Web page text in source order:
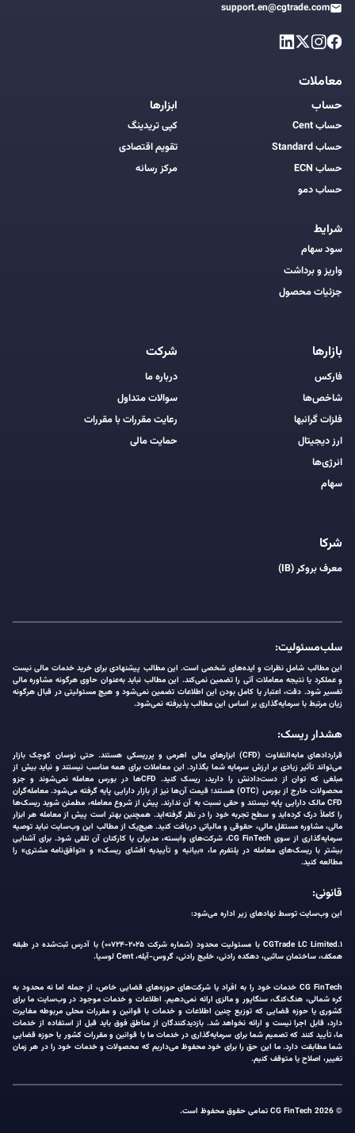
support.en@cgtrade.com
معاملات
حساب
حساب Cent
حساب Standard
حساب ECN
حساب دمو
شرایط
سود سهام
واریز و برداشت
جزئیات محصول
ابزارها
کپی تریدینگ
تقویم اقتصادی
مرکز رسانه
بازارها
فارکس
شاخص‌ها
فلزات گرانبها
ارز دیجیتال
انرژی‌ها
سهام
شرکت
درباره ما
سوالات متداول
رعایت مقررات با مقررات
حمایت مالی
شرکا
معرف بروکر (IB)
سلب‌مسئولیت:
این مطالب شامل نظرات و ایده‌های شخصی است. این مطالب پیشنهادی برای خرید خدمات مالی نیست
و عملکرد یا نتیجه معاملات آتی را تضمین نمی‌کند. این مطالب نباید به‌عنوان حاوی هرگونه مشاوره مالی
تفسیر شود. دقت، اعتبار یا کامل بودن این اطلاعات تضمین نمی‌شود و هیچ مسئولیتی در قبال هرگونه
زیان مرتبط با سرمایه‌گذاری بر اساس این مطالب پذیرفته نمی‌شود.
هشدار ریسک:
قراردادهای مابه‌التفاوت (CFD) ابزارهای مالی اهرمی و پرریسکی هستند. حتی نوسان کوچک بازار
می‌تواند تأثیر زیادی بر ارزش سرمایه شما بگذارد. این معاملات برای همه مناسب نیستند و نباید بیش از
مبلغی که توان از دست‌دادنش را دارید، ریسک کنید. CFDها در بورس معامله نمی‌شوند و جزو
محصولات خارج از بورس (OTC) هستند؛ قیمت آن‌ها نیز از بازار دارایی پایه گرفته می‌شود. معامله‌گران
CFD مالک دارایی پایه نیستند و حقی نسبت به آن ندارند. پیش از شروع معامله، مطمئن شوید ریسک‌ها
را کاملاً درک کرده‌اید و سطح تجربه خود را در نظر گرفته‌اید. همچنین بهتر است پیش از معامله هر ابزار
مالی، مشاوره مستقل مالی، حقوقی و مالیاتی دریافت کنید. هیچ‌یک از مطالب این وب‌سایت نباید توصیه
سرمایه‌گذاری از سوی CG FinTech، شرکت‌های وابسته، مدیران یا کارکنان آن تلقی شود. برای آشنایی
بیشتر با ریسک‌های معامله در پلتفرم ما، «بیانیه و تأییدیه افشای ریسک» و «توافق‌نامه مشتری» را
مطالعه کنید.
قانونی:
این وب‌سایت توسط نهادهای زیر اداره می‌شود:
۱.CGTrade LC Limited با مسئولیت محدود (شماره شرکت ۲۰۲۵-۰۰۷۲۴) با آدرس ثبت‌شده در طبقه
همکف، ساختمان ساثبی، دهکده رادنی، خلیج رادنی، گروس-آیله، Cent لوسیا.
CG FinTech خدمات خود را به افراد یا شرکت‌های حوزه‌های قضایی خاص، از جمله اما نه محدود به
کره شمالی، هنگ‌کنگ، سنگاپور و مالزی ارائه نمی‌دهیم. اطلاعات و خدمات موجود در وب‌سایت ما برای
کشوری یا حوزه قضایی که توزیع چنین اطلاعات و خدمات با قوانین و مقررات محلی مربوطه مغایرت
دارد، قابل اجرا نیست و ارائه نخواهد شد. بازدیدکنندگان از مناطق فوق باید قبل از استفاده از خدمات
ما، تأیید کنند که تصمیم شما برای سرمایه‌گذاری در خدمات ما با قوانین و مقررات کشور یا حوزه قضایی
شما مطابقت دارد. ما این حق را برای خود محفوظ می‌داریم که محصولات و خدمات خود را در هر زمان
تغییر، اصلاح یا متوقف کنیم.
© 2026 CG FinTech تمامی حقوق محفوظ است.